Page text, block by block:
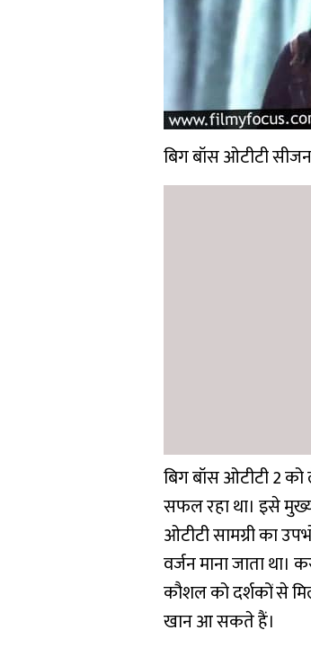
बिग बॉस ओटीटी
बिग बॉस ओटीटी 2
सफल रहा था। इसे
ओटीटी सामग्री का
वर्जन माना जाता
कौशल को दर्शकों से
खान आ सकते हैं।